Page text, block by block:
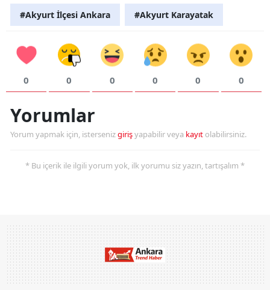
#Akyurt İlçesi Ankara #Akyurt Karayatak
0 0 0 0 0 0
Yorumlar
Yorum yapmak için, istersenizgirişyapabilir veya kayıt olabilirsiniz.
* Bu içerik ile ilgili yorum yok, ilk yorumu siz yazın, tartışalım *